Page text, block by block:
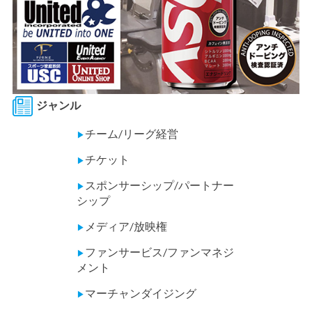
ジャンル
▶チーム/リーグ経営
▶チケット
▶ スポンサーシップ/パートナー
シップ
▶ メディア/放映権
▶ ファンサービス/ファンマネジ
メント
▶ マーチャンダイジング